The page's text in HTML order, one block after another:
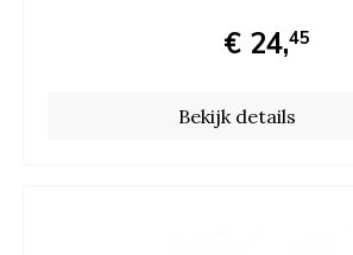
€ 24,45
Bekijk details